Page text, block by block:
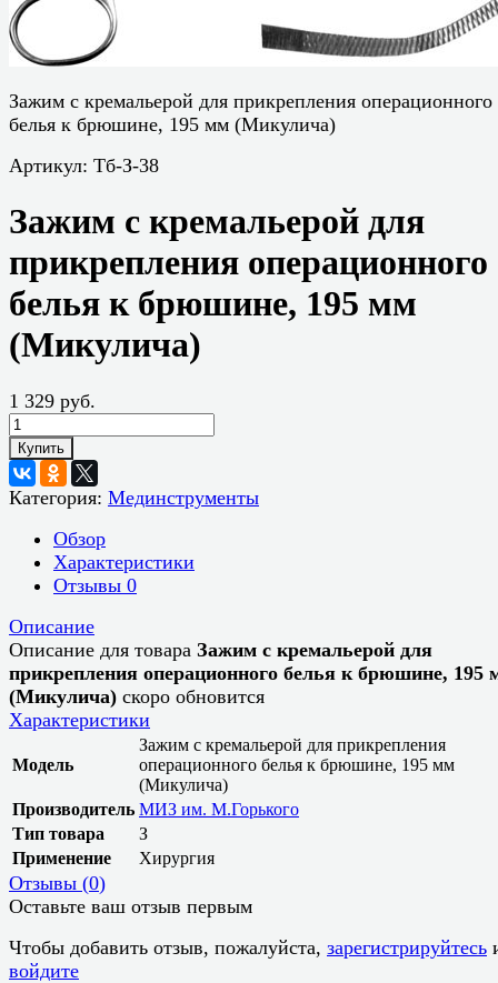
Зажим с кремальерой для прикрепления операционного
белья к брюшине, 195 мм (Микулича)
Артикул: Тб-З-38
Зажим с кремальерой для
прикрепления операционного
белья к брюшине, 195 мм
(Микулича)
1 329 руб.
Купить
Категория: Мединструменты
Обзор
Характеристики
Отзывы 0
Описание
Описание для товара Зажим с кремальерой для
прикрепления операционного белья к брюшине, 195
(Микулича) скоро обновится
Характеристики
Модель
Зажим с кремальерой для прикрепления
операционного белья к брюшине, 195 мм
(Микулича)
Производитель МИЗ им. М.Горького
Тип товара
З
Применение
Хирургия
Отзывы (0)
Оставьте ваш отзыв первым
Чтобы добавить отзыв, пожалуйста, зарегистрируйтесь
войдите